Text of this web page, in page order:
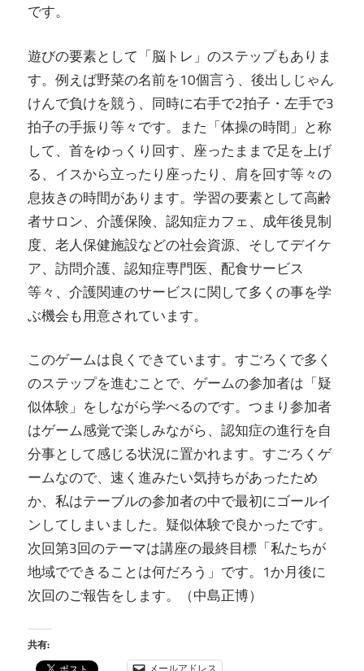
です。
遊びの要素として「脳トレ」のステップもありま
す。例えば野菜の名前を10個言う、後出しじゃん
けんで負けを競う、同時に右手で2拍子・左手で3
拍子の手振り等々です。また「体操の時間」と称
して、首をゆっくり回す、座ったままで足を上げ
る、イスから立ったり座ったり、肩を回す等々の
息抜きの時間があります。学習の要素として高齢
者サロン、介護保険、認知症カフェ、成年後見制
度、老人保健施設などの社会資源、そしてデイケ
ア、訪問介護、認知症専門医、配食サービス
等々、介護関連のサービスに関して多くの事を学
ぶ機会も用意されています。
このゲームは良くできています。すごろくで多く
のステップを進むことで、ゲームの参加者は「疑
似体験」をしながら学べるのです。つまり参加者
はゲーム感覚で楽しみながら、認知症の進行を自
分事として感じる状況に置かれます。すごろくゲ
ームなので、速く進みたい気持ちがあったため
か、私はテーブルの参加者の中で最初にゴールイ
ンしてしまいました。疑似体験で良かったです。
次回第3回のテーマは講座の最終目標「私たちが
地域でできることは何だろう」です。1か月後に
次回のご報告をします。（中島正博）
共有: